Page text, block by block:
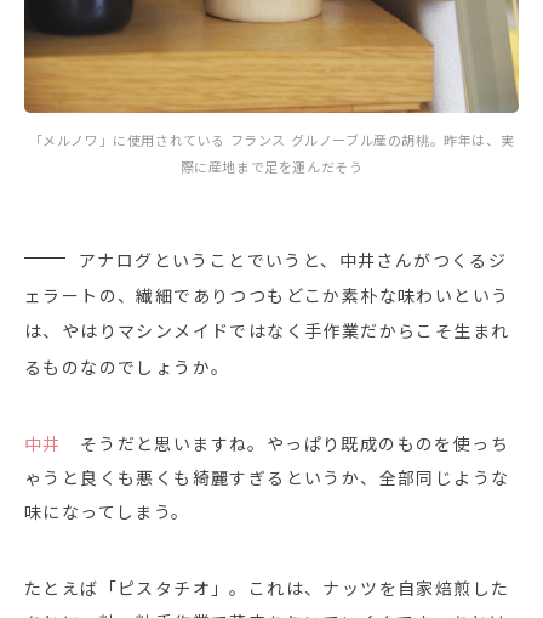
「メルノワ」に使用されている フランス グルノーブル産の胡桃。昨年は、実
際に産地まで足を運んだそう
アナログということでいうと、中井さんがつくるジ
ェラートの、繊細でありつつもどこか素朴な味わいという
は、やはりマシンメイドではなく手作業だからこそ生まれ
るものなのでしょうか。
中井
そうだと思いますね。やっぱり既成のものを使っち
ゃうと良くも悪くも綺麗すぎるというか、全部同じような
味になってしまう。
たとえば「ピスタチオ」。これは、ナッツを自家焙煎した